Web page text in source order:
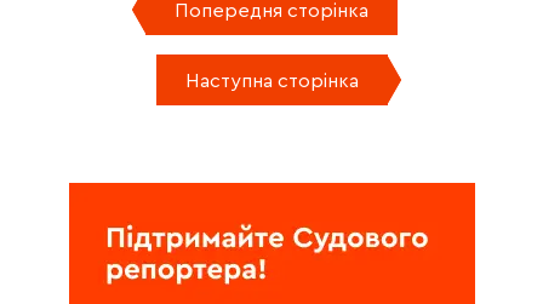
Попередня сторінка
Наступна сторінка